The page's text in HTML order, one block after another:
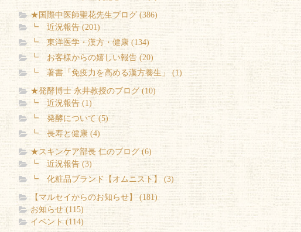
★国際中医師聖花先生ブログ (386)
┗ 近況報告 (201)
┗ 東洋医学・漢方・健康 (134)
┗ お客様からの嬉しい報告 (20)
┗ 著書「免疫力を高める漢方養生」 (1)
★発酵博士 永井教授のブログ (10)
┗ 近況報告 (1)
┗ 発酵について (5)
┗ 長寿と健康 (4)
★スキンケア部長 仁のブログ (6)
┗ 近況報告 (3)
┗ 化粧品ブランド【オムニスト】 (3)
【マルセイからのお知らせ】 (181)
お知らせ (115)
イベント (114)